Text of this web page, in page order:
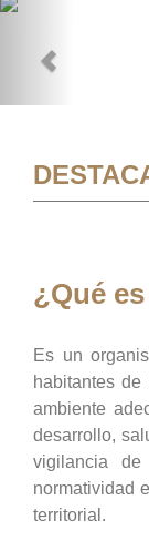
¿Qué
Es un
habitantes
ambiente
desarrollo,
vigilancia
normatividad
territorial.